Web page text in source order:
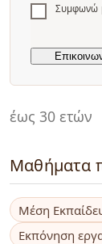
έως 30 ετών
Μαθήματα
Μέση
Εκπόνηση
Συμφωνώ